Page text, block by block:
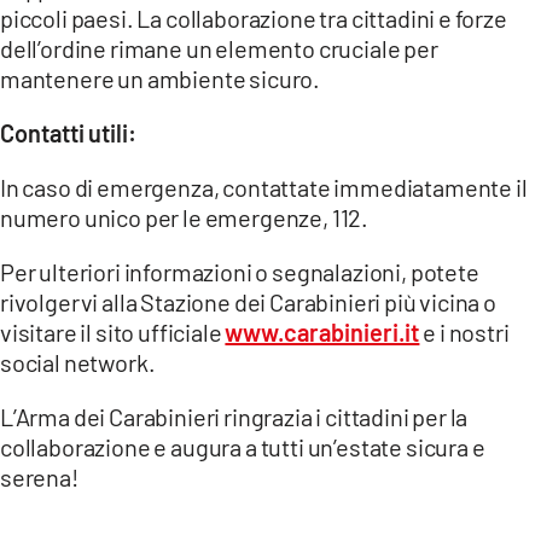
piccoli paesi. La collaborazione tra cittadini e forze
dell’ordine rimane un elemento cruciale per
mantenere un ambiente sicuro.
Contatti utili:
In caso di emergenza, contattate immediatamente il
numero unico per le emergenze, 112.
Per ulteriori informazioni o segnalazioni, potete
rivolgervi alla Stazione dei Carabinieri più vicina o
visitare il sito ufficialewww.carabinieri.ite i nostri
social network.
L’Arma dei Carabinieri ringrazia i cittadini per la
collaborazione e augura a tutti un’estate sicura e
serena!